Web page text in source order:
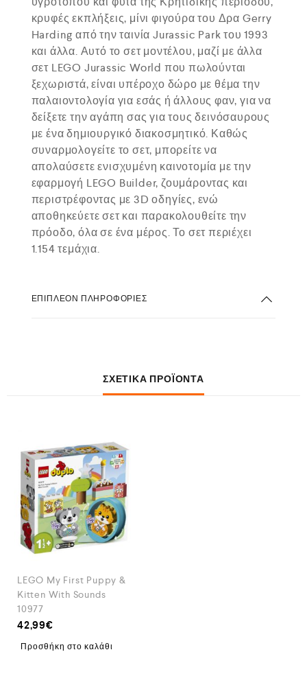
κρυφές εκπλήξεις, μίνι φιγούρα του Δρα Gerry
Harding από την ταινία Jurassic Park του 1993
και άλλα. Αυτό το σετ μοντέλου, μαζί με άλλα
σετ LEGO Jurassic World που πωλούνται
ξεχωριστά, είναι υπέροχο δώρο με θέμα την
παλαιοντολογία για εσάς ή άλλους φαν, για να
δείξετε την αγάπη σας για τους δεινόσαυρους
με ένα δημιουργικό διακοσμητικό. Καθώς
συναρμολογείτε το σετ, μπορείτε να
απολαύσετε ενισχυμένη καινοτομία με την
εφαρμογή LEGO Builder, ζουμάροντας και
περιστρέφοντας με 3D οδηγίες, ενώ
αποθηκεύετε σετ και παρακολουθείτε την
πρόοδο, όλα σε ένα μέρος. Το σετ περιέχει
1.154 τεμάχια.
ΕΠΙΠΛΈΟΝ ΠΛΗΡΟΦΟΡΊΕΣ
ΣΧΕΤΙΚΆ ΠΡΟΪΌΝΤΑ
LEGO My First Puppy &
Kitten With Sounds
10977
42,99€
Προσθήκη στο καλάθι